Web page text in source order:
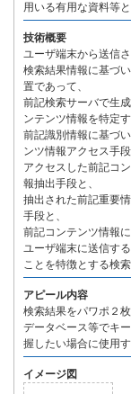
用いる有用な資料等
技術概要
ユーザ端末から送信
検索結果情報に基づ
置であって、
前記検索サーバで生
ンテンツ情報を特定
前記識別情報に基づ
ンツ情報アクセス手段
アクセスした前記コ
報抽出手段と、
抽出された前記重要
手段と、
前記コンテンツ情報
ユーザ端末に送信す
ことを特徴とする検
アピール内容
検索結果をパワポ２
データベース等でキ
握したい場合に使用
イメージ図